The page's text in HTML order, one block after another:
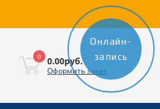
0 0.00руб.
Оформить заказ
Онлайн-
запись